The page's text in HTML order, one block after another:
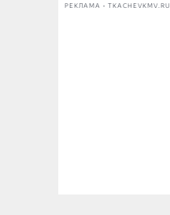
РЕКЛАМА • TKACHEVKMV.RU